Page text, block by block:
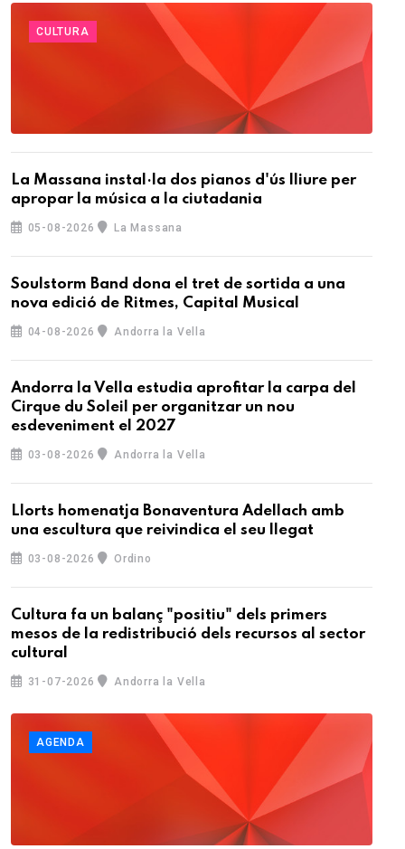
CULTURA
La Massana instal·la dos pianos d'ús lliure per
apropar la música a la ciutadania
05-08-2026 La Massana
Soulstorm Band dona el tret de sortida a una
nova edició de Ritmes, Capital Musical
04-08-2026 Andorra la Vella
Andorra la Vella estudia aprofitar la carpa del
Cirque du Soleil per organitzar un nou
esdeveniment el 2027
03-08-2026 Andorra la Vella
Llorts homenatja Bonaventura Adellach amb
una escultura que reivindica el seu llegat
03-08-2026 Ordino
Cultura fa un balanç "positiu" dels primers
mesos de la redistribució dels recursos al sector
cultural
31-07-2026 Andorra la Vella
AGENDA